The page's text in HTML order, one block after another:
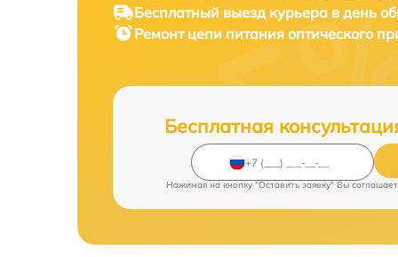
Бесплатный выезд курьера в день
Ремонт цепи питания оптического
Бесплатная
Нажимая на кнопку "Оставить заявку" Вы